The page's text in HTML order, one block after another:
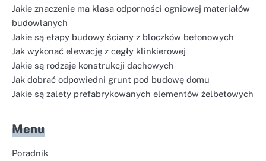
Jakie znaczenie ma klasa odporności ogniowej materiałów
budowlanych
Jakie są etapy budowy ściany z bloczków betonowych
Jak wykonać elewację z cegły klinkierowej
Jakie są rodzaje konstrukcji dachowych
Jak dobrać odpowiedni grunt pod budowę domu
Jakie są zalety prefabrykowanych elementów żelbetowych
Menu
Poradnik